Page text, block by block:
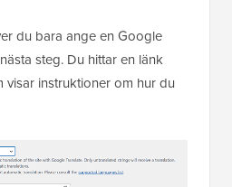
du bara ange en Google
steg. Du hittar en länk
visar instruktioner om hur du